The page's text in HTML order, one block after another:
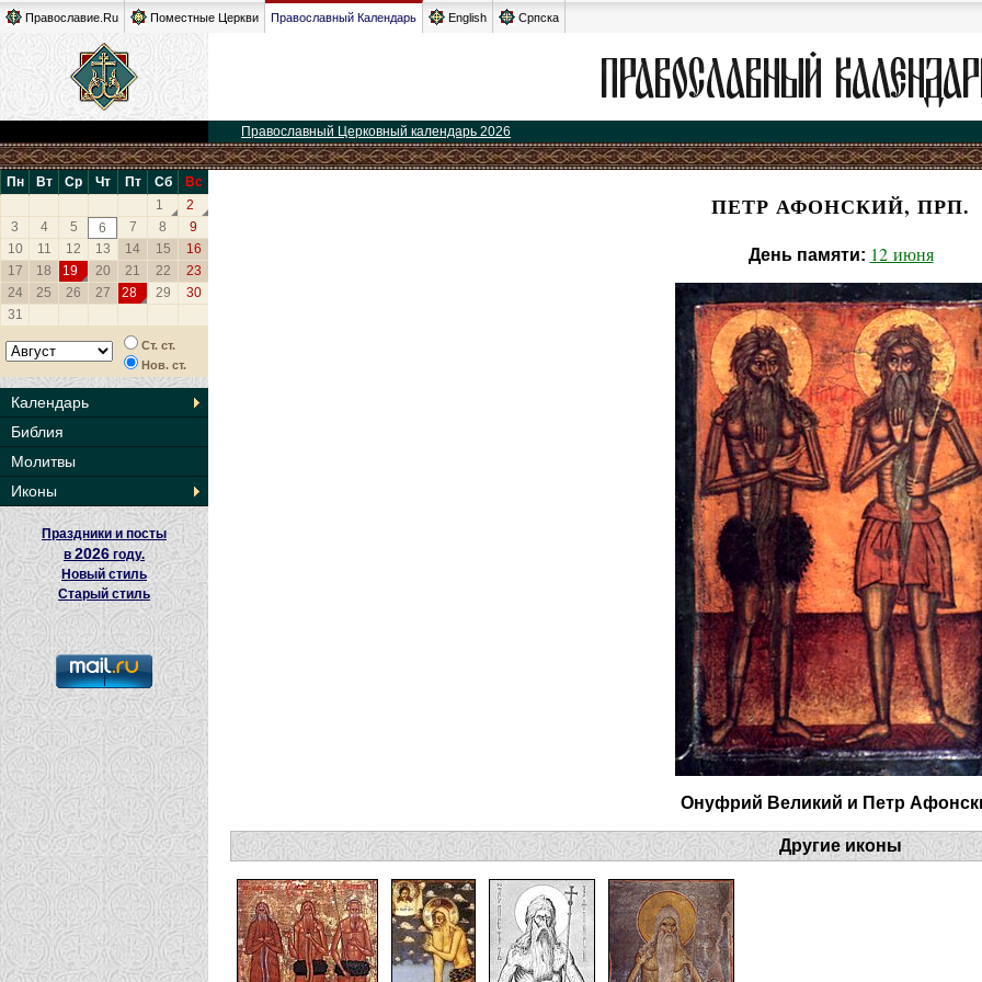
Православие.Ru Поместные Церкви Православный Календарь English Српска
Православный Церковный календарь 2026
Пн Вт Ср Чт Пт Сб
Вс
1
2
3
4 5 6 7 8
9
10
11 12 13 14 15
16
17
18 19 20 21 22
23
24
25 26 27 28 29
30
31
Ст. ст.
Нов. ст.
Календарь
Библия
Молитвы
Иконы
Праздники и посты
в2026 году.
Новый стиль
Старый стиль
ПЕТР АФОНСКИЙ, ПРП.
День памяти: 12 июня
Онуфрий Великий и Петр
Другие иконы